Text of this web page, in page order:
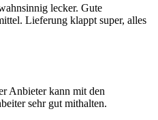
lecker. Gute
Lieferung klappt super, alles
Anbieter kann mit den
sehr gut mithalten.